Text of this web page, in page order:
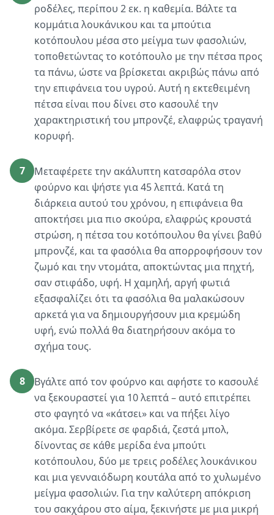
ροδέλες, περίπου 2 εκ. η καθεμία. Βάλτε τα
κομμάτια λουκάνικου και τα μπούτια
κοτόπουλου μέσα στο μείγμα των φασολιών,
τοποθετώντας το κοτόπουλο με την πέτσα προς
τα πάνω, ώστε να βρίσκεται ακριβώς πάνω από
την επιφάνεια του υγρού. Αυτή η εκτεθειμένη
πέτσα είναι που δίνει στο κασουλέ την
χαρακτηριστική του μπρονζέ, ελαφρώς τραγανή
κορυφή.
7
Μεταφέρετε την ακάλυπτη κατσαρόλα στον
φούρνο και ψήστε για 45 λεπτά. Κατά τη
διάρκεια αυτού του χρόνου, η επιφάνεια θα
αποκτήσει μια πιο σκούρα, ελαφρώς κρουστά
στρώση, η πέτσα του κοτόπουλου θα γίνει βαθύ
μπρονζέ, και τα φασόλια θα απορροφήσουν τον
ζωμό και την ντομάτα, αποκτώντας μια πηχτή,
σαν στιφάδο, υφή. Η χαμηλή, αργή φωτιά
εξασφαλίζει ότι τα φασόλια θα μαλακώσουν
αρκετά για να δημιουργήσουν μια κρεμώδη
υφή, ενώ πολλά θα διατηρήσουν ακόμα το
σχήμα τους.
8
Βγάλτε από τον φούρνο και αφήστε το κασουλέ
να ξεκουραστεί για 10 λεπτά – αυτό επιτρέπει
στο φαγητό να «κάτσει» και να πήξει λίγο
ακόμα. Σερβίρετε σε φαρδιά, ζεστά μπολ,
δίνοντας σε κάθε μερίδα ένα μπούτι
κοτόπουλου, δύο με τρεις ροδέλες λουκάνικου
και μια γενναιόδωρη κουτάλα από το χυλωμένο
μείγμα φασολιών. Για την καλύτερη απόκριση
του σακχάρου στο αίμα, ξεκινήστε με μια μικρή